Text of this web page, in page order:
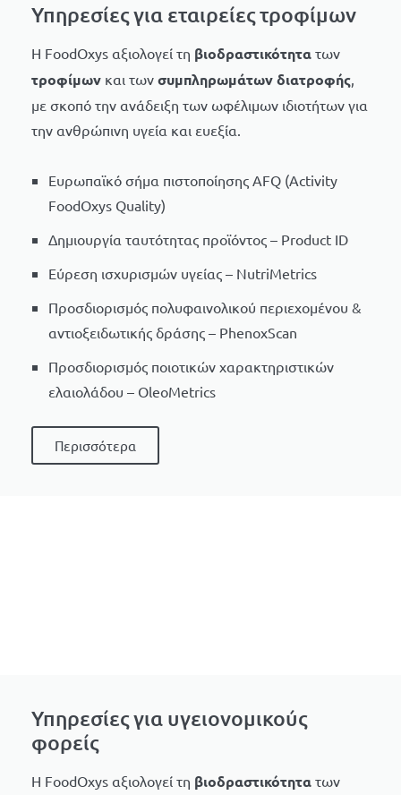
Υπηρεσίες για εταιρείες τροφίμων
H FoodOxys αξιολογεί τη βιοδραστικότητα των
τροφίμων και των συμπληρωμάτων διατροφής
με σκοπό την ανάδειξη των ωφέλιμων ιδιοτήτων για
την ανθρώπινη υγεία και ευεξία.
Ευρωπαϊκό σήμα πιστοποίησης AFQ (Activity
FoodOxys Quality)
Δημιουργία ταυτότητας προϊόντος – Product ID
Εύρεση ισχυρισμών υγείας – NutriMetrics
Προσδιορισμός πολυφαινολικού περιεχομένου &
αντιοξειδωτικής δράσης – PhenoxScan
Προσδιορισμός ποιοτικών χαρακτηριστικών
ελαιολάδου – OleoMetrics
Περισσότερα
Υπηρεσίες για υγειονομικούς
φορείς
H FoodOxys αξιολογεί τη βιοδραστικότητα των